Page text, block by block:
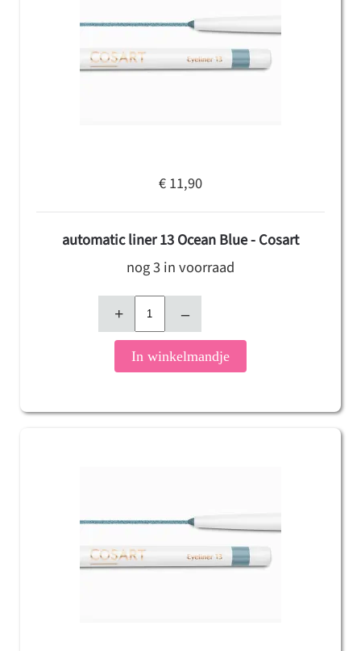
€ 11,90
automatic liner 13 Ocean Blue - Cosart
nog 3 in voorraad
+ –
In winkelmandje